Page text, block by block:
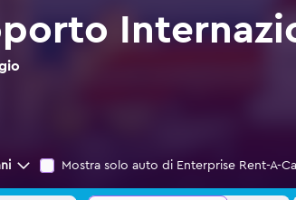
Mostra solo auto di Enterprise Rent-A-